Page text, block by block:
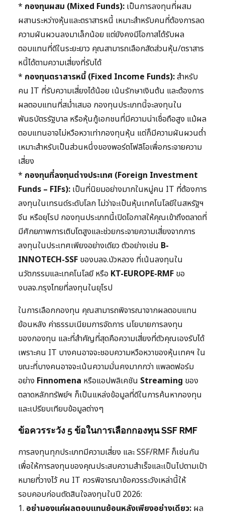
* กองทุนผสม (Mixed Funds): เป็นการลงทุนที่ผสม
ผสานระหว่างหุ้นและตราสารหนี้ เหมาะสำหรับคนที่ต้องการลด
ความผันผวนลงมาเล็กน้อย แต่ยังคงมีโอกาสได้รับผล
ตอบแทนที่ดีในระยะยาว คุณสามารถเลือกสัดส่วนหุ้น/ตราสาร
หนี้ได้ตามความเสี่ยงที่รับได้
* กองทุนตราสารหนี้ (Fixed Income Funds):สำหรับ
คน IT ที่รับความเสี่ยงได้น้อย เน้นรักษาเงินต้น และต้องการ
ผลตอบแทนที่สม่ำเสมอ กองทุนประเภทนี้จะลงทุนใน
พันธบัตรรัฐบาล หรือหุ้นกู้เอกชนที่มีความน่าเชื่อถือสูง แม้ผล
ตอบแทนอาจไม่หวือหวาเท่ากองทุนหุ้น แต่ก็มีความผันผวนต่ำ
เหมาะสำหรับเป็นส่วนหนึ่งของพอร์ตโฟลิโอเพื่อกระจายความ
เสี่ยง
* กองทุนที่ลงทุนต่างประเทศ (Foreign Investment
Funds – FIFs): เป็นที่นิยมอย่างมากในหมู่คน IT ที่ต้องการ
ลงทุนในเทรนด์ระดับโลก ไม่ว่าจะเป็นหุ้นเทคโนโลยีในสหรัฐฯ
จีน หรือยุโรป กองทุนประเภทนี้เปิดโอกาสให้คุณเข้าถึงตลาดที่
มีศักยภาพการเติบโตสูงและช่วยกระจายความเสี่ยงจากการ
ลงทุนในประเทศเพียงอย่างเดียว ตัวอย่างเช่น B-
INNOTECH-SSF ของบลจ.บัวหลวง ที่เน้นลงทุนใน
นวัตกรรมและเทคโนโลยี หรือ KT-EUROPE-RMF ขอ
งบลจ.กรุงไทยที่ลงทุนในยุโรป
ในการเลือกกองทุน คุณสามารถพิจารณาจากผลตอบแทน
ย้อนหลัง ค่าธรรมเนียมการจัดการ นโยบายการลงทุน
ของกองทุน และที่สำคัญที่สุดคือความเสี่ยงที่ตัวคุณเองรับได้
เพราะคน IT บางคนอาจจะชอบความหวือหวาของหุ้นเทคฯ ใน
ขณะที่บางคนอาจจะเน้นความมั่นคงมากกว่า แพลตฟอร์ม
อย่าง Finnomena หรือแอปพลิเคชัน Streaming ของ
ตลาดหลักทรัพย์ฯ ก็เป็นแหล่งข้อมูลที่ดีในการค้นหากองทุน
และเปรียบเทียบข้อมูลต่างๆ
ข้อควรระวัง 5 ข้อในการเลือกกองทุน SSF RMF
การลงทุนทุกประเภทมีความเสี่ยง และ SSF/RMF ก็เช่นกัน
เพื่อให้การลงทุนของคุณประสบความสำเร็จและเป็นไปตามเป้า
หมายที่วางไว้ คน IT ควรพิจารณาข้อควรระวังเหล่านี้ให้
รอบคอบก่อนตัดสินใจลงทุนในปี 2026:
1. อย่ามองแค่ผลตอบแทนย้อนหลังเพียงอย่างเดียว: ผล